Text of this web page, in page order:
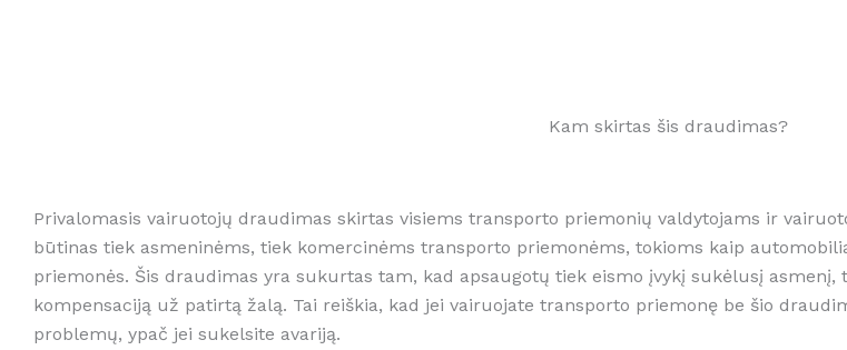
Kam skirtas šis draudimas?
Privalomasis vairuotojų draudimas skirtas visiems transporto priemonių valdytojams ir
būtinas tiek asmeninėms, tiek komercinėms transporto priemonėms, tokioms kaip
priemonės. Šis draudimas yra sukurtas tam, kad apsaugotų tiek eismo įvykį sukėlusį
kompensaciją už patirtą žalą. Tai reiškia, kad jei vairuojate transporto priemonę be šio
problemų, ypač jei sukelsite avariją.